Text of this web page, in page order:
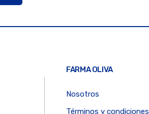
FARMA OLIVA
Nosotros
Términos y condiciones